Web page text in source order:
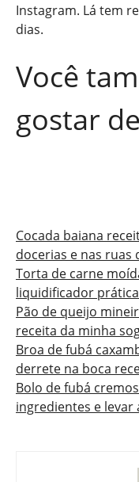
Instagram. Lá tem
dias.
Você
gostar
Cocada baiana
docerias e nas ruas
Torta de carne
liquidificador
Pão de queijo
receita da minha
Broa de fubá
derrete na boca
Bolo de fubá
ingredientes e levar